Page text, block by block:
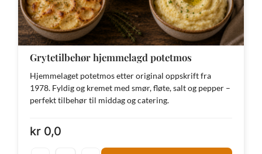
Grytetilbehør hjemmelagd potetmos
Hjemmelaget potetmos etter original oppskrift fra
1978. Fyldig og kremet med smør, fløte, salt og pepper –
perfekt tilbehør til middag og catering.
kr0,0